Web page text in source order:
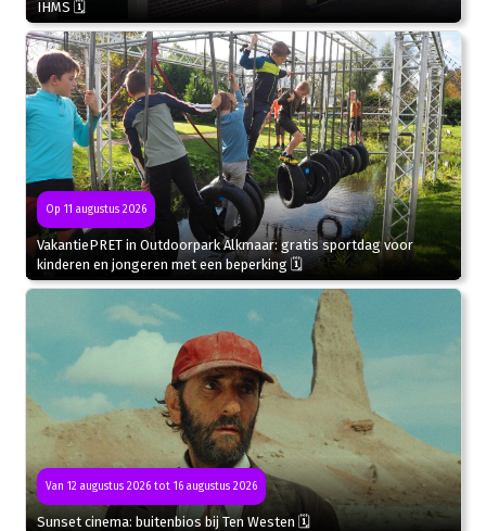
IHMS 🗓
Op 11 augustus 2026
VakantiePRET in Outdoorpark Alkmaar: gratis sportdag voor
kinderen en jongeren met een beperking 🗓
Van 12 augustus 2026 tot 16 augustus 2026
Sunset cinema: buitenbios bij Ten Westen 🗓